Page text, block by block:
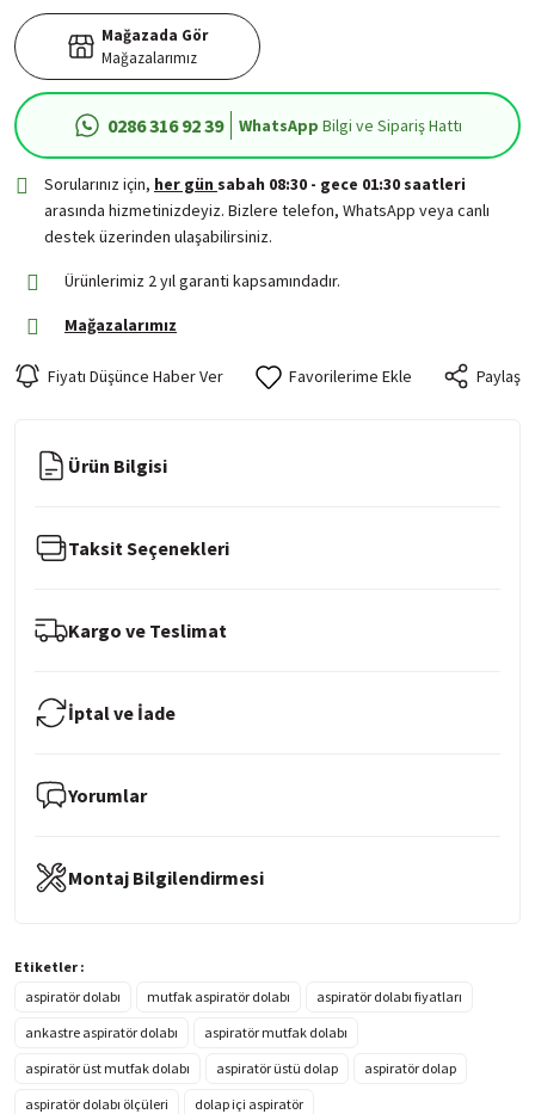
Mağazada Gör
Mağazalarımız
0286 316 92 39 WhatsApp Bilgi ve Sipariş Hattı
Sorularınız için, her gün sabah 08:30 - gece 01:30 saatleri
arasında hizmetinizdeyiz. Bizlere telefon, WhatsApp veya canlı
destek üzerinden ulaşabilirsiniz.
Ürünlerimiz 2 yıl garanti kapsamındadır.
Mağazalarımız
Fiyatı Düşünce Haber Ver Paylaş
Ürün Bilgisi
Taksit Seçenekleri
Kargo ve Teslimat
İptal ve İade
Yorumlar
Montaj Bilgilendirmesi
Etiketler :
aspiratör dolabı
mutfak aspiratör dolabı
aspiratör dolabı fiyatları
ankastre aspiratör dolabı
aspiratör mutfak dolabı
aspiratör üst mutfak dolabı
aspiratör üstü dolap
aspiratör dolap
aspiratör dolabı ölçüleri
dolap içi aspiratör